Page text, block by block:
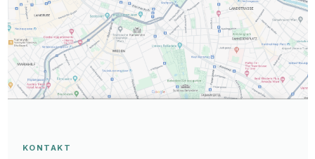
KONTAKT